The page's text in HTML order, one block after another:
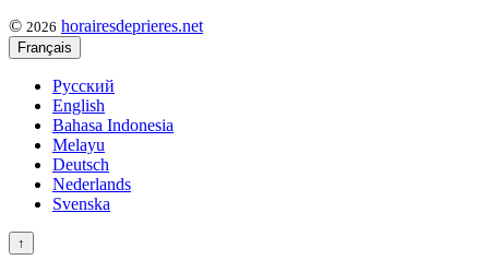
© 2026 horairesdeprieres.net
Français
Русский
English
Bahasa Indonesia
Melayu
Deutsch
Nederlands
Svenska
↑